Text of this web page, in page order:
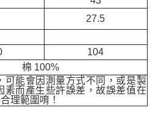
27.5
104
棉 100%
可能會因測量方式不同，或是製
素而產生些許誤差，故誤差值在
理範圍唷！